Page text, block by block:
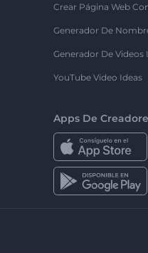
Crear Página Web
Generador De
Generador De Videos
YouTube Video Ideas
Apps De